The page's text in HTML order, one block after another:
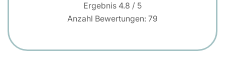
Ergebnis 4.8 / 5
Anzahl Bewertungen: 79